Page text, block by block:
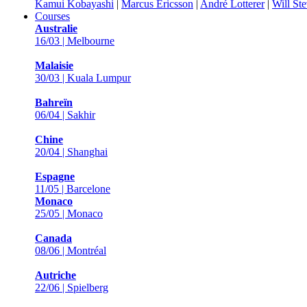
Kamui Kobayashi | Marcus Ericsson | André Lotterer| Will
Courses
Australie
16/03 | Melbourne
Malaisie
30/03 | Kuala Lumpur
Bahreïn
06/04 | Sakhir
Chine
20/04 | Shanghai
Espagne
11/05 | Barcelone
Monaco
25/05 | Monaco
Canada
08/06 | Montréal
Autriche
22/06 | Spielberg